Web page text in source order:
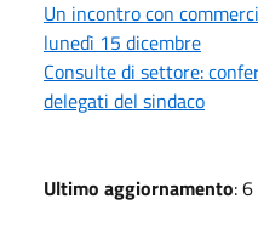
Un incontro con
lunedì 15 dicembre
Consulte di settore:
delegati del sindaco
Ultimo aggiornamento: